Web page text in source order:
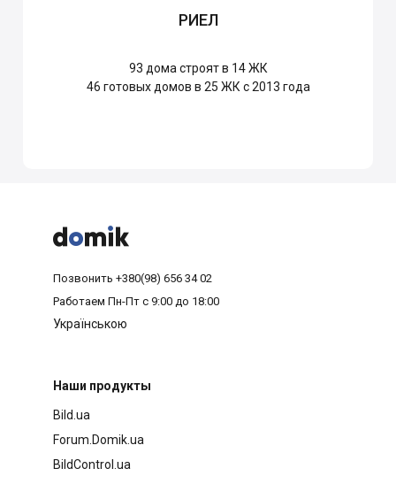
РИЕЛ
93 дома строят в 14 ЖК
46 готовых домов в 25 ЖК с 2013 года



Позвонить +380(98) 656 34 02
Работаем Пн-Пт с 9:00 до 18:00
Українською
Наши продукты
Bild.ua
Forum.Domik.ua
BildControl.ua